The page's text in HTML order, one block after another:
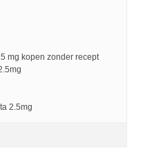
mg kopen zonder recept
2.5mg